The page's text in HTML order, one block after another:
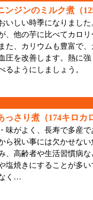
ンジンのミルク煮（
いしい時季になりまし
、他の芋に比べてカロ
た、カリウムも豊富で
圧を改善します。熱に
るようにしましょう。
っさり煮（174キロカ
味がよく、長寿で多産
ら祝い事には欠かせな
、高齢者や生活習慣病
塩焼きにすることが多
く…